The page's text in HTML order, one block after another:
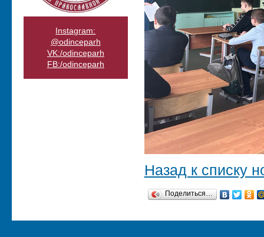
Instagram:
@odinceparh
VK:/odinceparh
FB:/odinceparh
Назад к списку
Поделиться…